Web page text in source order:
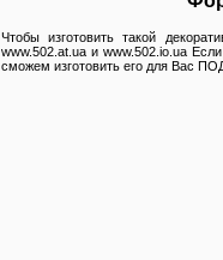
Чтобы изготовить такой
www.502.at.ua и www.502.io.ua
сможем изготовить его для Вас